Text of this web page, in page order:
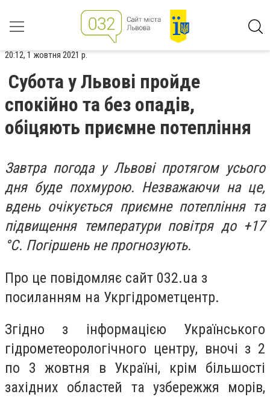
20:12, 1 жовтня 2021 р.
Субота у Львові пройде
спокійно та без опадів,
обіцяють приємне потепління
Завтра погода у Львові протягом усього
дня буде похмурою. Незважаючи на це,
вдень очікується приємне потепління та
підвищення температури повітря до +17
°С. Погіршень не прогнозують.
Про це повідомляє сайт 032.ua з
посиланням на Укргідрометцентр.
Згідно з інформацією Українського
гідрометеорологічного центру, вночі з 2
по 3 жовтня в Україні, крім більшості
західних областей та узбережжя морів,